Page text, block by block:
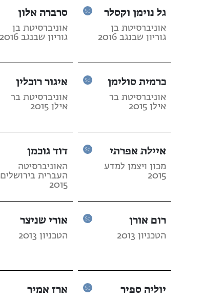
גל נוימן וקסלר
אוניברסיטת בן
גוריון שבנגב 2016
סרברה אלון
אוניברסיטת בן
גוריון שבנגב 2016
כרמית סולימן
אוניברסיטת בר
אילן 2015
איגור רוכלין
אוניברסיטת בר
אילן 2015
איילת אפרתי
מכון ויצמן למדע
2015
דוד גוכמן
האוניברסיטה
העברית בירושלים
2015
רום אורן
הטכניון 2013
אורי שניצר
הטכניון 2013
יוליה ספיר ארז אמיר